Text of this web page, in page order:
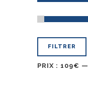
FILTRER
PRIX : 109€ —